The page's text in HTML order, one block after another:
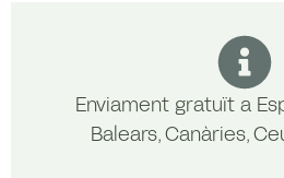
Enviament gratuït a
Balears, Canàries,